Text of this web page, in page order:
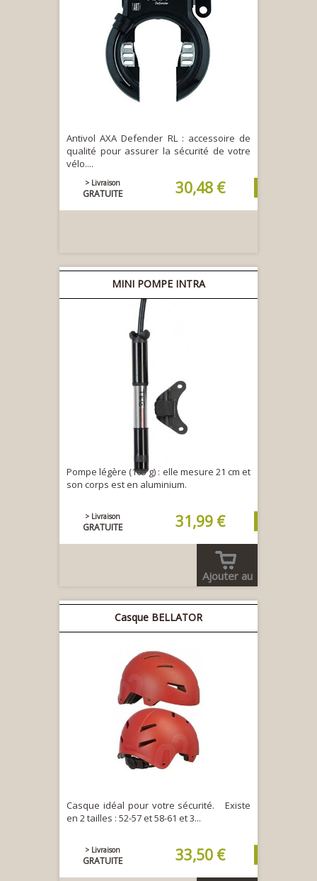
Antivol AXA Defender RL : accessoire de
qualité pour assurer la sécurité de votre
vélo....
> Livraison
GRATUITE 30,48 €
MINI POMPE INTRA
Pompe légère (105 g) : elle mesure 21 cm et
son corps est en aluminium.
> Livraison
GRATUITE 31,99 €
Ajouter au
panier
Casque BELLATOR
Casque idéal pour votre sécurité. Existe
en 2 tailles : 52-57 et 58-61 et 3...
> Livraison
GRATUITE 33,50 €